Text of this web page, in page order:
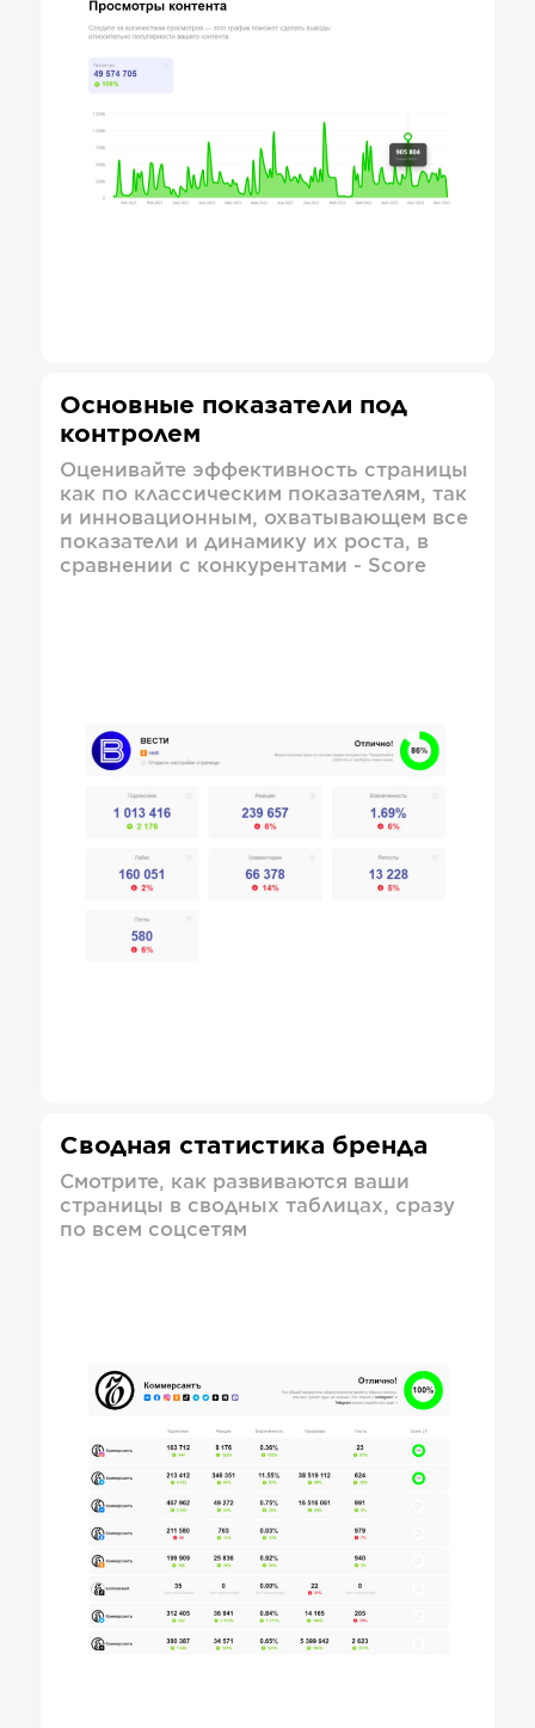
Основные показатели под
контролем
Оценивайте эффективность страницы
как по классическим показателям, так
и инновационным, охватывающем все
показатели и динамику их роста, в
сравнении с конкурентами - Score
Сводная статистика бренда
Смотрите, как развиваются ваши
страницы в сводных таблицах, сразу
по всем соцсетям